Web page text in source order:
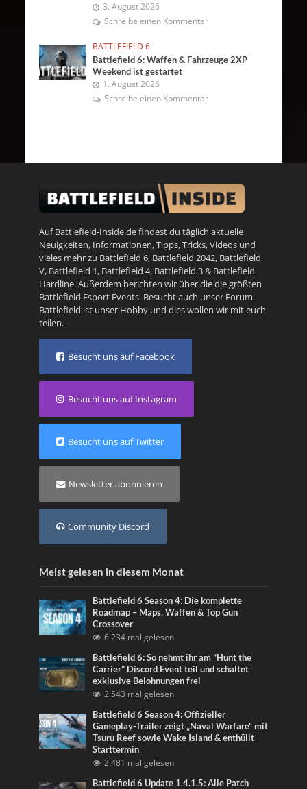
3. August 2026
Schreibe einen Kommentar
BATTLEFIELD 6
Battlefield 6: Waffen & Fahrzeuge 2XP
Weekend ist gestartet
1. August 2026
Schreibe einen Kommentar
Auf Battlefield-Inside.de findest du täglich aktuelle
Neuigkeiten, Informationen, Tipps, Tricks, Videos und
vieles mehr zu Battlefield 6, Battlefield 2042, Battlefield
V, Battlefield 1, Battlefield 4, Battlefield 3& Battlefield
Hardline. Außerdem berichten wir über die die größten
Battlefield Esport Events. Besucht auch unser Forum.
Battlefield ist unser Hobby und dies wollen wir mit euch
teilen.
Besucht uns auf Facebook
Besucht uns auf Instagram
Besucht uns auf Twitter
Newsletter abonnieren
Community Discord
Meist gelesen in diesem Monat
Battlefield 6 Season 4: Die komplette
Roadmap – Maps, Waffen & Top Gun
Crossover
6.234 mal gelesen
Battlefield 6: So nehmt ihr am “Hunt the
Carrier” Discord Event teil und schaltet
exklusive Belohnungen frei
2.543 mal gelesen
Battlefield 6 Season 4: Offizieller
Gameplay-Trailer zeigt „Naval Warfare“ mit
Tsuru Reef sowie Wake Island & enthüllt
Starttermin
2.481 mal gelesen
Battlefield 6 Update 1.4.1.5: Alle Patch